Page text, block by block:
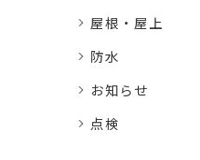
屋根・屋上
防水
お知らせ
点検